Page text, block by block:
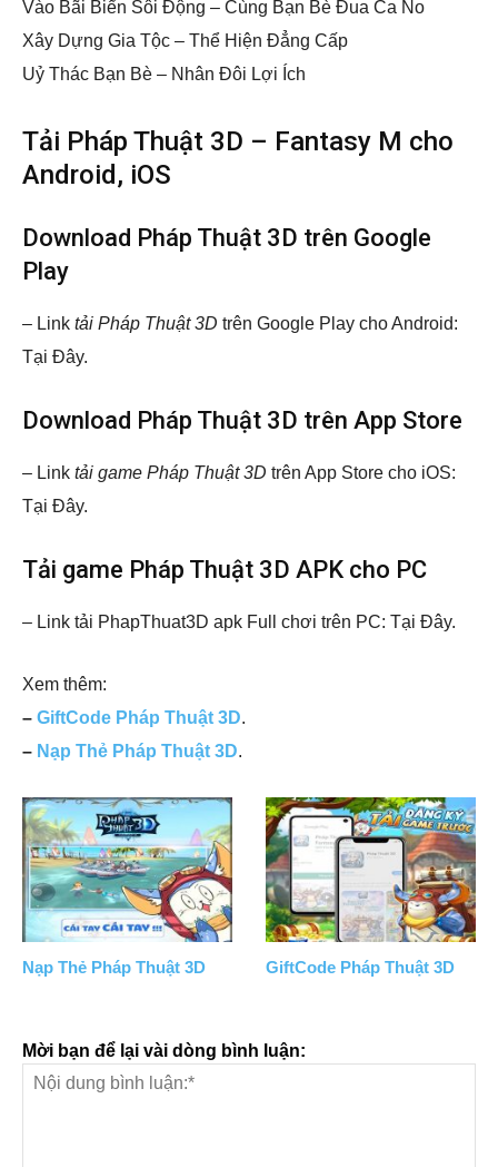
Vào Bãi Biển Sôi Động – Cùng Bạn Bè Đua Ca No
Xây Dựng Gia Tộc – Thể Hiện Đẳng Cấp
Uỷ Thác Bạn Bè – Nhân Đôi Lợi Ích
Tải Pháp Thuật 3D – Fantasy M cho
Android, iOS
Download Pháp Thuật 3D trên Google
Play
– Link tải Pháp Thuật 3D trên Google Play cho Android:
Tại Đây.
Download Pháp Thuật 3D trên App Store
– Link tải game Pháp Thuật 3D trên App Store cho iOS:
Tại Đây.
Tải game Pháp Thuật 3D APK cho PC
– Link tải PhapThuat3D apk Full chơi trên PC: Tại Đây.
Xem thêm:
– GiftCode Pháp Thuật 3D.
– Nạp Thẻ Pháp Thuật 3D.
Nạp Thẻ Pháp Thuật 3D GiftCode Pháp Thuật 3D
Mời bạn để lại vài dòng bình luận: